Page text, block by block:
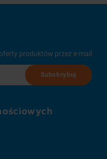
produktów przez e-mail
Subskrybuj